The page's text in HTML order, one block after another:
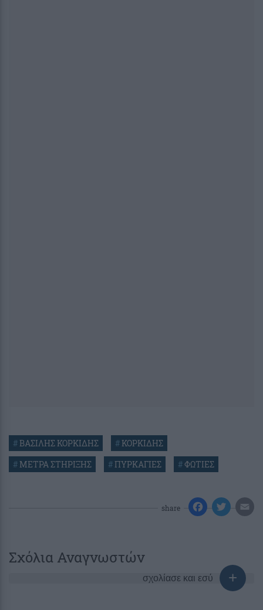
#ΒΑΣΙΛΗΣ ΚΟΡΚΙΔΗΣ #ΚΟΡΚΙΔΗΣ
# ΜΕΤΡΑ ΣΤΗΡΙΞΗΣ #ΠΥΡΚΑΓΙΕΣ #ΦΩΤΙΕΣ
share
Σχόλια Αναγνωστών
σχολίασε και εσύ